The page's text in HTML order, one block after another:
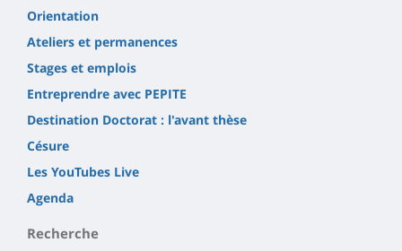
Orientation
Ateliers et permanences
Stages et emplois
Entreprendre avec PEPITE
Destination Doctorat : l'avant thèse
Césure
Les YouTubes Live
Agenda
Recherche